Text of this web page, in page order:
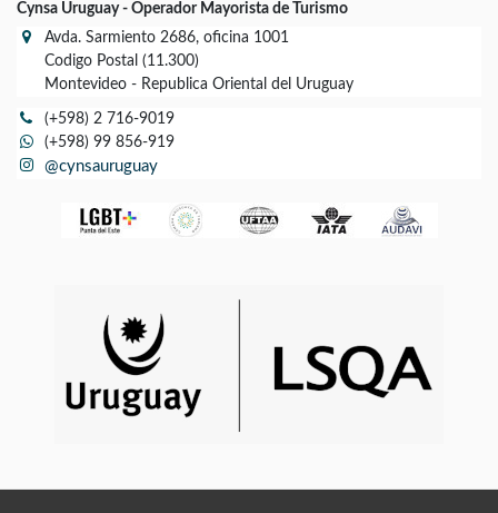
Cynsa Uruguay - Operador Mayorista de Turismo
Avda. Sarmiento 2686, oficina 1001
Codigo Postal (11.300)
Montevideo - Republica Oriental del Uruguay
(+598) 2 716-9019
(+598) 99 856-919
@cynsauruguay